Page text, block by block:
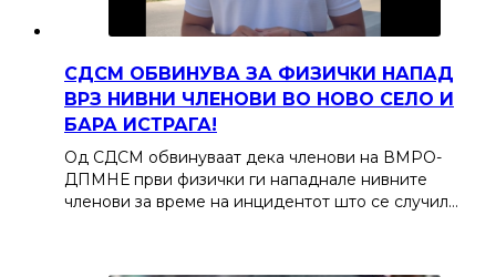
СДСМ ОБВИНУВА ЗА ФИЗИЧКИ НАПАД
ВРЗ НИВНИ ЧЛЕНОВИ ВО НОВО СЕЛО И
БАРА ИСТРАГА!
Од СДСМ обвинуваат дека членови на ВМРО-
ДПМНЕ први физички ги нападнале нивните
членови за време на инцидентот што се случил…